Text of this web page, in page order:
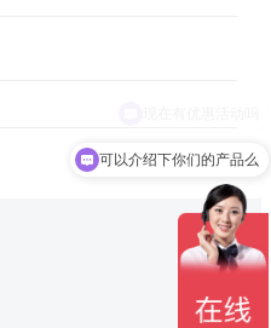
可以介绍下你们的产品么